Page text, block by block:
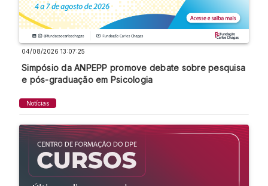
04/08/2026 13:07:25
Simpósio da ANPEPP promove debate sobre pesquisa
e pós-graduação em Psicologia
Notícias